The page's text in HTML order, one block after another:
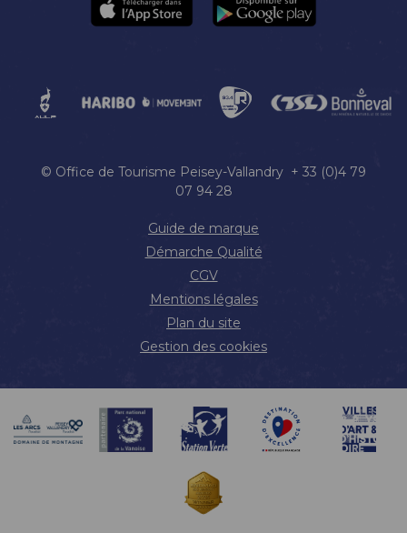
© Office de Tourisme Peisey-Vallandry + 33 (0)4 79
07 94 28
Guide de marque
Démarche Qualité
CGV
Mentions légales
Plan du site
Gestion des cookies